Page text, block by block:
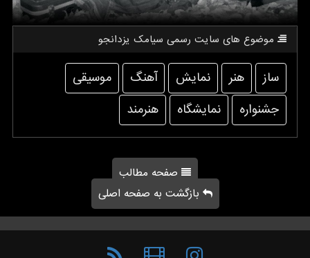
موضوع های سایت رسمی سیامك یزدانجو
ساز هنر نمایش آهنگ
موسیقی
جشنواره
نمایشگاه هنرمند
صفحه مطالب
بازگشت به صفحه اصلی